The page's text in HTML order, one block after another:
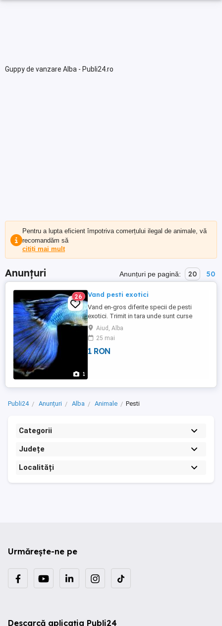
Guppy de vanzare Alba - Publi24.ro
Pentru a lupta eficient împotriva comerțului ilegal de animale, vă
recomandăm să
citiți mai mult
Anunțuri Anunțuri pe pagină: 20 50
1
26 Vand pesti exotici
Vand en-gros diferite specii de pesti
exotici. Trimit in tara unde sunt curse
directe.
Aiud, Alba
25 mai
1 RON
Publi24 Anunțuri Alba Animale Pesti
Categorii
Județe
Localități
Urmărește-ne pe
Descarcă aplicația Publi24